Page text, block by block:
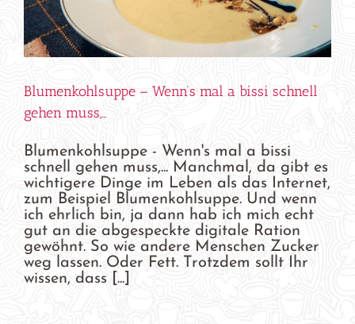
Blumenkohlsuppe – Wenn’s mal a bissi schnell
gehen muss,…
Blumenkohlsuppe - Wenn's mal a bissi
schnell gehen muss,... Manchmal, da gibt es
wichtigere Dinge im Leben als das Internet,
zum Beispiel Blumenkohlsuppe. Und wenn
ich ehrlich bin, ja dann hab ich mich echt
gut an die abgespeckte digitale Ration
gewöhnt. So wie andere Menschen Zucker
weg lassen. Oder Fett. Trotzdem sollt Ihr
wissen, dass [...]